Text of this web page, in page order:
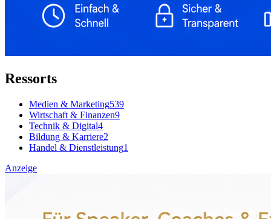
Ressorts
Medien & Marketing539
Wirtschaft & Finanzen9
Technik & Digital4
Bildung & Karriere2
Handel & Dienstleistung1
Anzeige